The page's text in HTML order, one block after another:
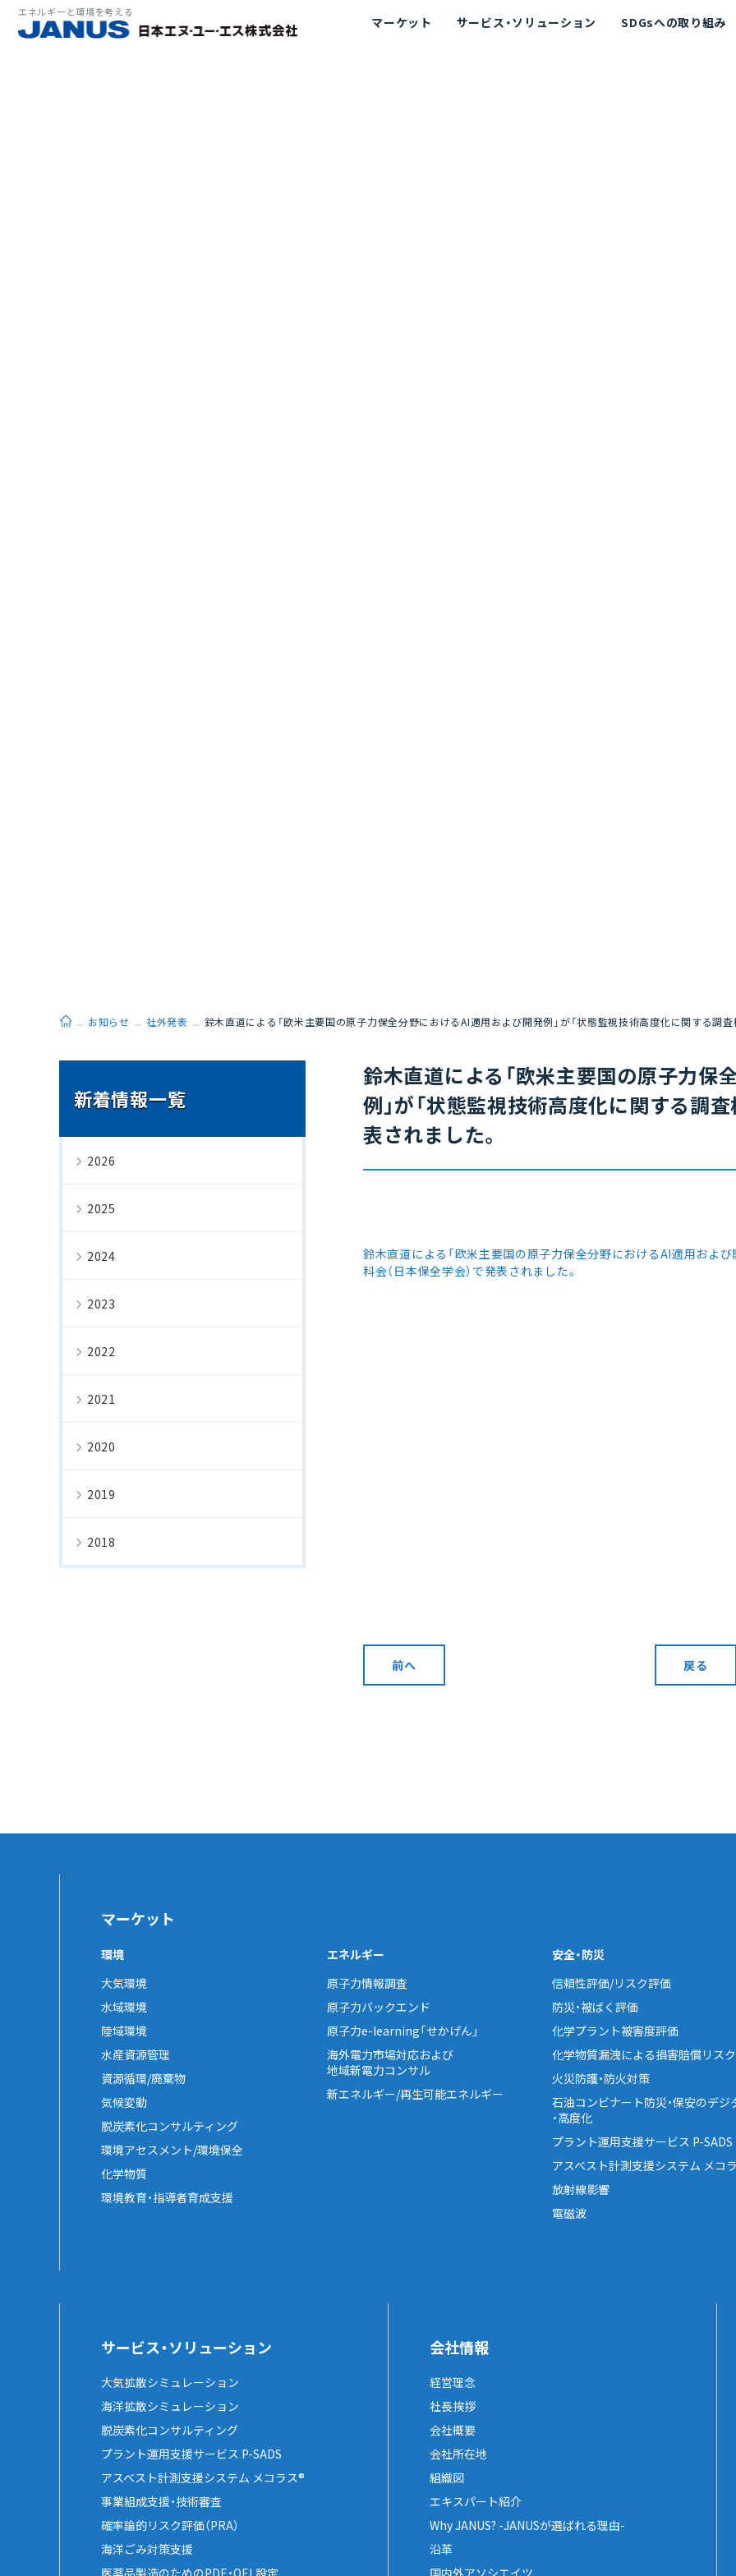
エネルギーと環境を考える
マーケット サービス・ソリューション SDGsへの取り組み
ホームお知らせ 社外発表 鈴木直道による「欧米主要国の原子力保全分野におけるAI適用および開発例」が「状態監視技術高度化に関する調査
鈴木直道による「欧米主要国の原子力保
例」が「状態監視技術高度化に関する調
表されました。
鈴木直道による「欧米主要国の原子力保全分野におけるAI適用および
科会（日本保全学会）で発表されました。
前へ 戻る
新着情報一覧
2026
2025
2024
2023
2022
2021
2020
2019
2018
マーケット
環境
大気環境
水域環境
陸域環境
水産資源管理
資源循環/廃棄物
気候変動
脱炭素化コンサルティング
環境アセスメント/環境保全
化学物質
環境教育・指導者育成支援
エネルギー
原子力情報調査
原子力バックエンド
原子力e-learning「せかげん」
海外電力市場対応および
地域新電力コンサル
新エネルギー/再生可能エネルギー
安全・防災
信頼性評価/リスク評価
防災・被ばく評価
化学プラント被害度評価
化学物質漏洩による損害賠償リス
火災防護・防火対策
石油コンビナート防災・保安のデジ
・高度化
プラント運用支援サービス P-SADS
アスベスト計測支援システム メコ
放射線影響
電磁波
サービス・ソリューション
大気拡散シミュレーション
海洋拡散シミュレーション
脱炭素化コンサルティング
プラント運用支援サービス P-SADS
アスベスト計測支援システム メコラス®
事業組成支援・技術審査
確率論的リスク評価（PRA）
海洋ごみ対策支援
会社情報
経営理念
社長挨拶
会社概要
会社所在地
組織図
エキスパート紹介
Why JANUS? -JANUSが選ばれる理由-
沿革